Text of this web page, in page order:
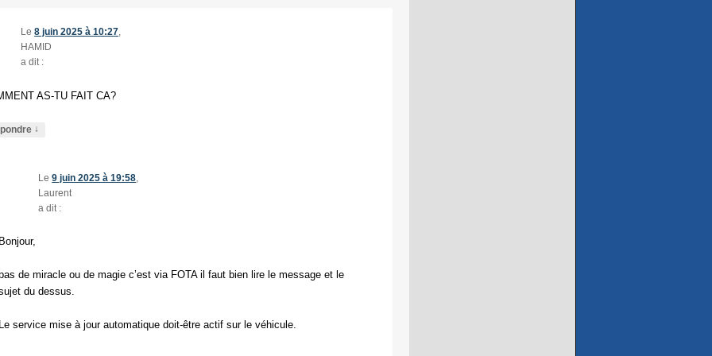
Le8 juin 2025 à 10:27,
HAMID
a dit :
AS-TU FAIT CA?
↓
Le9 juin 2025 à 19:58,
Laurent
a dit :
Bonjour,
de miracle ou de magie c’est via FOTA il faut bien lire le message et le
du dessus.
Le service mise à jour automatique doit-être actif sur le véhicule.